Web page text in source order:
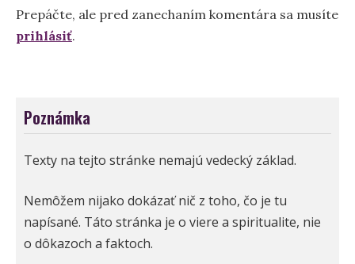
Prepáčte, ale pred zanechaním komentára sa musíte
prihlásiť.
Poznámka
Texty na tejto stránke nemajú vedecký základ.
Nemôžem nijako dokázať nič z toho, čo je tu
napísané. Táto stránka je o viere a spiritualite, nie
o dôkazoch a faktoch.